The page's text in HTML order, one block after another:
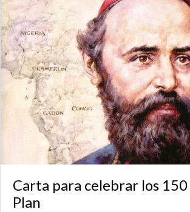
Carta para celebrar los 150
Plan